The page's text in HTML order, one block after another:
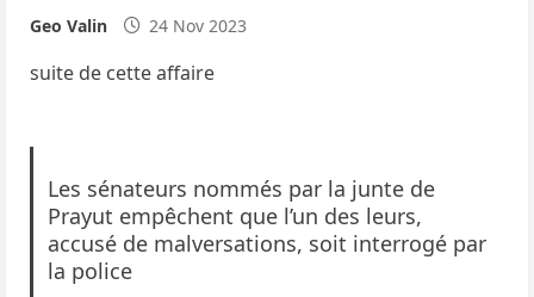
Geo Valin 24 Nov 2023
suite de cette affaire
Les sénateurs nommés par la junte de
Prayut empêchent que l’un des leurs,
accusé de malversations, soit interrogé par
la police